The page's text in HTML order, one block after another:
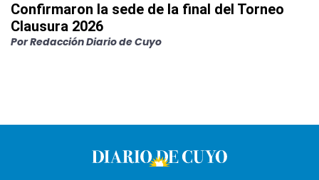
Confirmaron la sede de la final del Torneo
Clausura 2026
PorRedacción Diario de Cuyo